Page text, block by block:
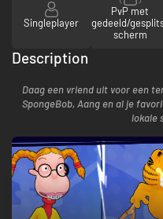
Singleplayer
PvP met
gedeeld/
scherm
Description
Daag een vriend uit voor een
SpongeBob, Aang en al je
lokale